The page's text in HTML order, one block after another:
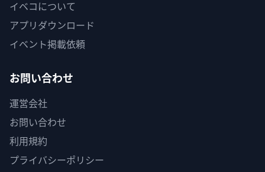
イベコについて
アプリダウンロード
イベント掲載依頼
お問い合わせ
運営会社
お問い合わせ
利用規約
プライバシーポリシー